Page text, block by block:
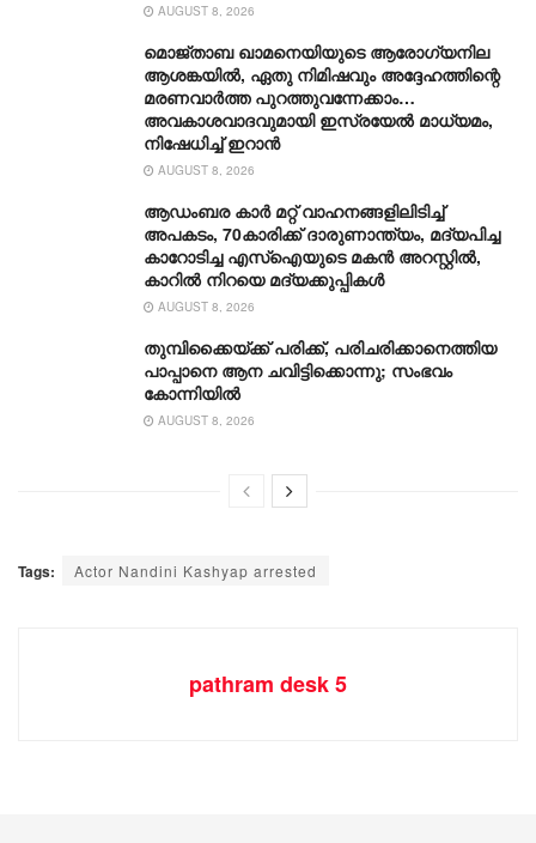
AUGUST 8, 2026
മൊജ്താബ ഖാമനെയിയുടെ ആരോ​ഗ്യനില
ആശങ്കയിൽ, ഏതു നിമിഷവും അദ്ദേഹത്തിന്റെ
മരണവാർത്ത പുറത്തുവന്നേക്കാം…
അവകാശവാദവുമായി ഇസ്രയേൽ മാധ്യമം,
നിഷേധിച്ച് ഇറാൻ
AUGUST 8, 2026
ആഡംബര കാര്‍ മറ്റ് വാഹനങ്ങളിലിടിച്ച്
അപകടം, 70കാരിക്ക് ദാരുണാന്ത്യം, മദ്യപിച്ച
കാറോടിച്ച എസ്ഐയുടെ മകന്‍ അറസ്റ്റില്‍,
കാറില്‍ നിറയെ മദ്യക്കുപ്പികള്‍
AUGUST 8, 2026
തുമ്പിക്കൈയ്ക്ക് പരിക്ക്, പരിചരിക്കാനെത്തിയ
പാപ്പാനെ ആന ചവിട്ടിക്കൊന്നു; സംഭവം
കോന്നിയിൽ
AUGUST 8, 2026
Tags: Actor Nandini Kashyap arrested
pathram desk 5